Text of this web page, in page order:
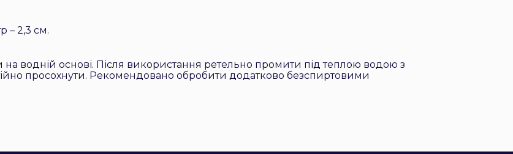
– 2,3 см.
водній основі. Після використання ретельно промити під теплою водою з
просохнути. Рекомендовано обробити додатково безспиртовими